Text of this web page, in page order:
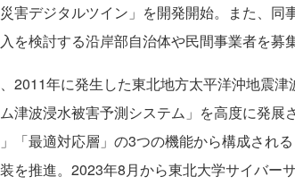
害デジタルツイン」を開発開始。また、同
を検討する沿岸部自治体や民間事業者を募集
2011年に発生した東北地方太平洋沖地震津
ム津波浸水被害予測システム」を高度に発
「最適対応層」の3つの機能から構成され
を推進。2023年8月から東北大学サイバー